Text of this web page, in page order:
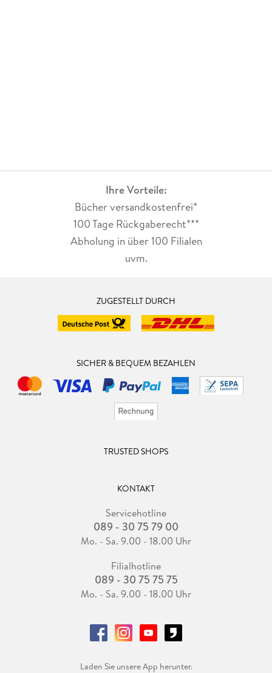
Ihre Vorteile:
Bücher versandkostenfrei*
100 Tage Rückgaberecht***
Abholung in über 100 Filialen
uvm.
ZUGESTELLT DURCH
SICHER & BEQUEM BEZAHLEN
TRUSTED SHOPS
KONTAKT
Servicehotline
089 - 30 75 79 00
Mo. - Sa. 9.00 - 18.00 Uhr
Filialhotline
089 - 30 75 75 75
Mo. - Sa. 9.00 - 18.00 Uhr
Laden Sie unsere App herunter.